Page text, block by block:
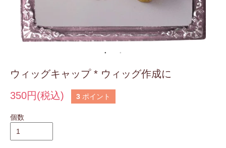
ウィッグキャップ * ウィッグ作成に
350円(税込)
3 ポイント
個数